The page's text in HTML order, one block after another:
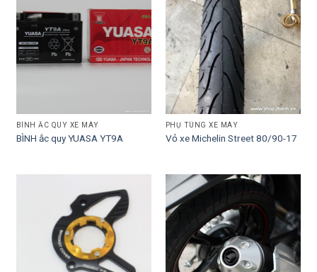
BÌNH ẮC QUY XE MÁY
BÌNH ắc quy YUASA YT9A
PHỤ TÙNG XE MÁY
Vỏ xe Michelin Street 80/90-17